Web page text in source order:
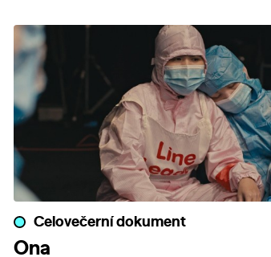
Celovečerní dokument
Ona